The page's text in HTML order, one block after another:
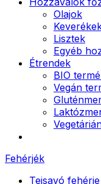
Olajok
Lisztek
Egyéb
Étrendek
BIO
Vegán
Fehérjék
Tejsavó fehérje